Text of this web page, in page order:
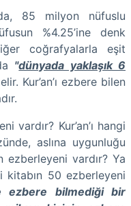
85 milyon nüfuslu
%4.25’ine denk
coğrafyalarla eşit
"dünyada yaklaşık 6
Kur’an’ı ezbere bilen
vardır? Kur’an’ı hangi
aslına uygunluğu
vardır? Ya
kitabın 50 ezberleyeni
ezbere bilmediği bir